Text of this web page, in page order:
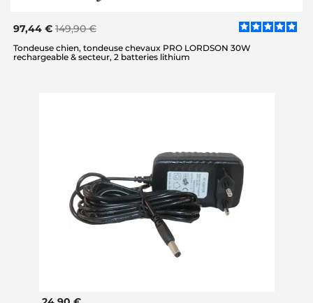
97,44 € 149,90 €
Tondeuse chien, tondeuse chevaux PRO LORDSON 30W
rechargeable & secteur, 2 batteries lithium